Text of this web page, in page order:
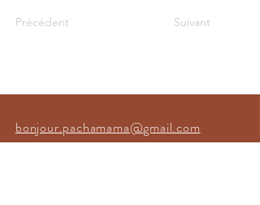
Précédent Suivant
bonjour.pachamama@gmail.com